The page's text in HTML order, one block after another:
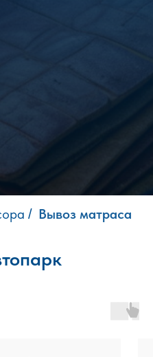
/ Вывоз матраса